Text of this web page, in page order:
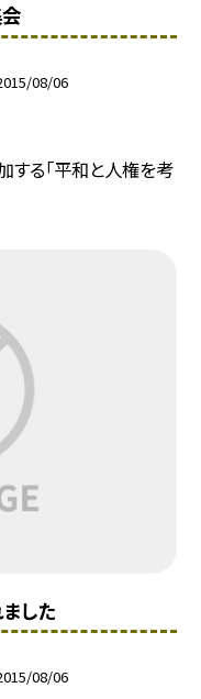
08/06
する「平和と人権を考
した
08/06